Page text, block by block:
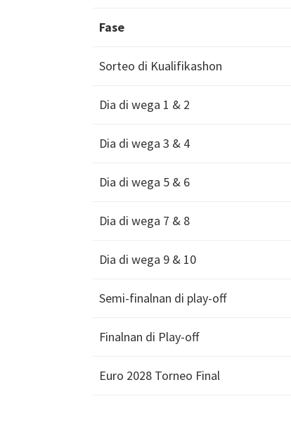
Fase
Sorteo di Kualifikashon
Dia di wega 1 & 2
Dia di wega 3 & 4
Dia di wega 5 & 6
Dia di wega 7 & 8
Dia di wega 9 & 10
Semi-finalnan di play-off
Finalnan di Play-off
Euro 2028 Torneo Final